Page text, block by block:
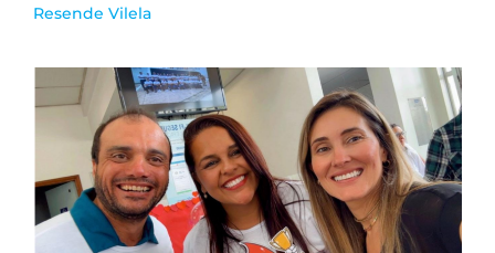
Resende Vilela